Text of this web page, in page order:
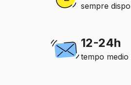
sempre
12-24h
tempo